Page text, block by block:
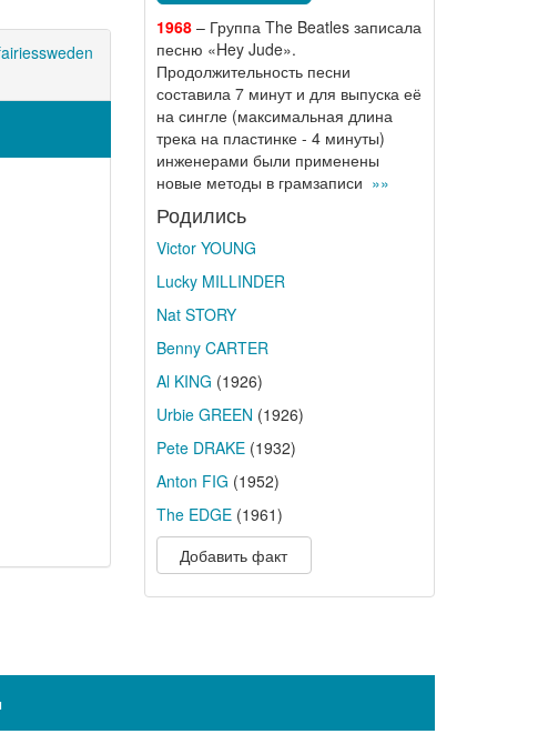
1968– Группа The Beatles записала
песню «Hey Jude».
Продолжительность песни
составила 7 минут и для выпуска её
на сингле (максимальная длина
трека на пластинке - 4 минуты)
инженерами были применены
новые методы в грамзаписи »»
Родились
Victor YOUNG
Lucky MILLINDER
Nat STORY
Benny CARTER
Al KING (1926)
Urbie GREEN (1926)
Pete DRAKE(1932)
Anton FIG (1952)
The EDGE(1961)
Добавить факт